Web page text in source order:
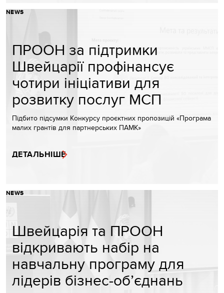
NEWS
ПРООН за підтримки
Швейцарії профінансує
чотири ініціативи для
розвитку послуг МСП
Підбито підсумки Конкурсу проєктних пропозицій «Програма
малих грантів для партнерських ПАМК»
ДЕТАЛЬНІШЕ
NEWS
Швейцарія та ПРООН
відкривають набір на
навчальну програму для
лідерів бізнес-об’єднань